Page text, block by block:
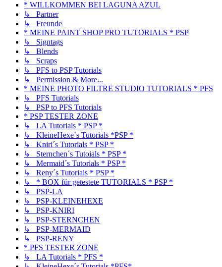
* WILLKOMMEN BEI LAGUNA AZUL
↳ Partner
↳ Freunde
* MEINE PAINT SHOP PRO TUTORIALS * PSP
↳ Signtags
↳ Blends
↳ Scraps
↳ PFS to PSP Tutorials
↳ Permission & More...
* MEINE PHOTO FILTRE STUDIO TUTORIALS * PFS
↳ PFS Tutorials
↳ PSP to PFS Tutorials
* PSP TESTER ZONE
↳ LA Tutorials * PSP *
↳ KleineHexe´s Tutorials *PSP *
↳ Kniri´s Tutorials * PSP *
↳ Sternchen´s Tutoials * PSP *
↳ Mermaid´s Tutorials * PSP *
↳ Reny´s Tutorials * PSP *
↳ * BOX für getestete TUTORIALS * PSP *
↳ PSP-LA
↳ PSP-KLEINEHEXE
↳ PSP-KNIRI
↳ PSP-STERNCHEN
↳ PSP-MERMAID
↳ PSP-RENY
* PFS TESTER ZONE
↳ LA Tutorials * PFS *